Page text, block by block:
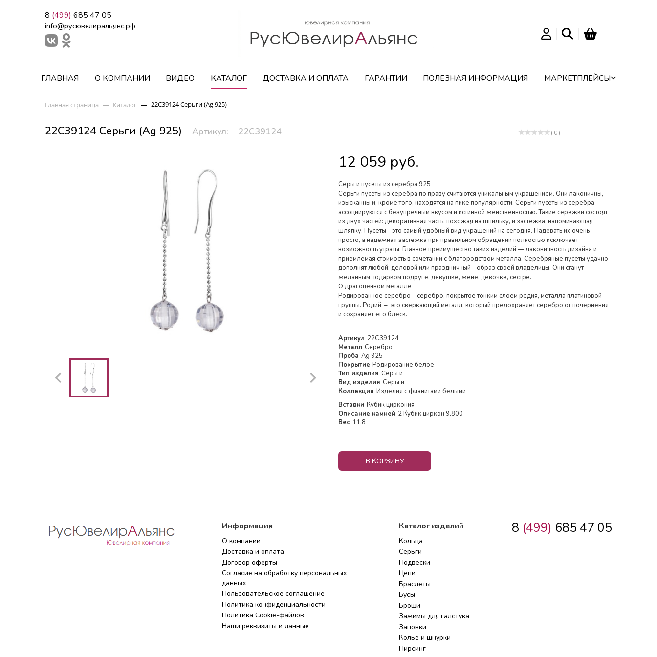
8 (499) 685 47 05
info@русювелиральянс.рф
ГЛАВНАЯ О КОМПАНИИ ВИДЕО КАТАЛОГ ДОСТАВКА И ОПЛАТА ГАРАНТИИ ПОЛЕЗНАЯ ИНФОРМАЦИЯ МАРКЕТПЛЕЙСЫ
Главная страница — Каталог — 22С39124 Серьги (Ag 925)
22С39124 Серьги (Ag 925) Артикул: 22С39124 ( 0 )
12 059 руб.
Серьги пусеты из серебра 925
Серьги пусеты из серебра по праву считаются уникальным украшением. Они лаконичны,
изысканны и, кроме того, находятся на пике популярности. Серьги пусеты из серебра
ассоциируются с безупречным вкусом и истинной женственностью. Такие сережки состоят
из двух частей: декоративная часть, похожая на шпильку, и застежка, напоминающая
шляпку. Пусеты - это самый удобный вид украшений на сегодня. Надевать их очень
просто, а надежная застежка при правильном обращении полностью исключает
возможность утраты. Главное преимущество таких изделий — лаконичность дизайна и
приемлемая стоимость в сочетании с благородством металла. Серебряные пусеты удачно
дополнят любой: деловой или праздничный - образ своей владелицы. Они станут
желанным подарком подруге, девушке, жене, девочке, сестре.
О драгоценном металле
Родированное серебро – серебро, покрытое тонким слоем родия, металла платиновой
группы. Родий – это сверкающий металл, который предохраняет серебро от почернения
и сохраняет его блеск.
Артикул 22С39124
Металл Серебро
Проба Ag 925
Покрытие Родирование белое
Тип изделия Серьги
Вид изделия Серьги
Коллекция Изделия с фианитами белыми
Вставки Кубик циркония
Описание камней 2 Кубик циркон 9,800
Вес 11.8
В КОРЗИНУ
Информация
О компании
Доставка и оплата
Договор оферты
Согласие на обработку персональных
данных
Пользовательское соглашение
Политика конфиденциальности
Политика Cookie-файлов
Наши реквизиты и данные
Каталог изделий
Кольца
Серьги
Подвески
Цепи
Браслеты
Бусы
Броши
Зажимы для галстука
Запонки
Колье и шнурки
Пирсинг
8 (499) 685 47 05